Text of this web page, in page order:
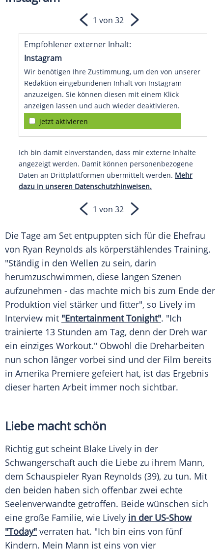
Empfohlener externer Inhalt:
Instagram
Wir benötigen Ihre Zustimmung, um den von unserer
Redaktion eingebundenen Inhalt von Instagram
anzuzeigen. Sie können diesen mit einem Klick
anzeigen lassen und auch wieder deaktivieren.
jetzt aktivieren
Ich bin damit einverstanden, dass mir externe Inhalte
angezeigt werden. Damit können personenbezogene
Daten an Drittplattformen übermittelt werden. Mehr
dazu in unseren Datenschutzhinweisen.
1 von 32
1 von 32
Die Tage am Set entpuppten sich für die Ehefrau
von Ryan Reynolds als körperstählendes Training.
"Ständig in den Wellen zu sein, darin
herumzuschwimmen, diese langen Szenen
aufzunehmen - das machte mich bis zum Ende der
Produktion viel stärker und fitter", so Lively im
Interview mit "Entertainment Tonight". "Ich
trainierte 13 Stunden am Tag, denn der Dreh war
ein einziges Workout." Obwohl die Dreharbeiten
nun schon länger vorbei sind und der Film bereits
in Amerika Premiere gefeiert hat, ist das Ergebnis
dieser harten Arbeit immer noch sichtbar.
Liebe macht schön
Richtig gut scheint Blake Lively in der
Schwangerschaft auch die Liebe zu ihrem Mann,
dem Schauspieler Ryan Reynolds (39), zu tun. Mit
den beiden haben sich offenbar zwei echte
Seelenverwandte getroffen. Beide wünschen sich
eine große Familie, wie Lively in der US-Show
"Today" verraten hat. "Ich bin eins von fünf
Kindern. Mein Mann ist eins von vier